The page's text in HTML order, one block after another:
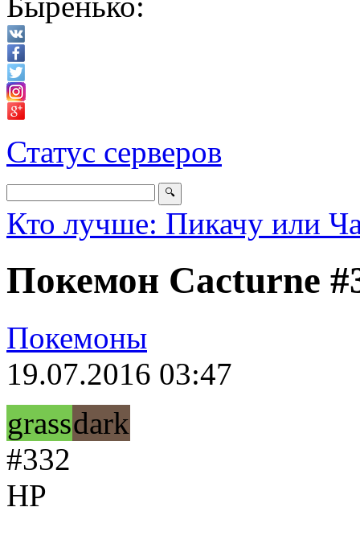
Статус серверов
Кто лучше: Пикачу или
Покемон Cacturne
Покемоны
19.07.2016 03:47
grassdark
#332
HP